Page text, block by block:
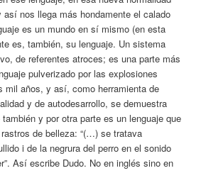
nos llega más hondamente el calado
es un mundo en sí mismo (en esta
es, también, su lenguaje. Un sistema
de referentes atroces; es una parte más
pulverizado por las explosiones
mil años, y así, como herramienta de
y de autodesarrollo, se demuestra
y por otra parte es un lenguaje que
de belleza: “(…) se tratava
i de la negrura del perro en el sonido
Así escribe Dudo. No en inglés sino en